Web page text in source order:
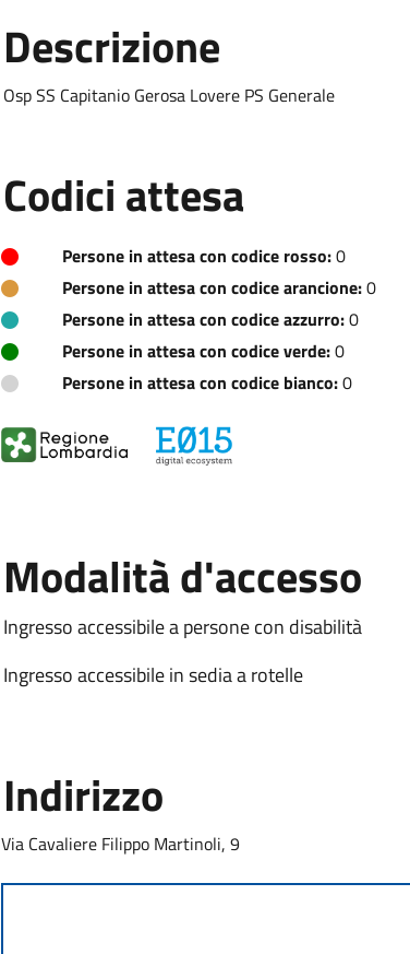
Descrizione
Osp SS Capitanio Gerosa Lovere PS Generale
Codici attesa
Persone in attesa con codice rosso:0
Persone in attesa con codice arancione:0
Persone in attesa con codice azzurro:0
Persone in attesa con codice verde:0
Persone in attesa con codice bianco:0
Modalità d'accesso
Ingresso accessibile a persone con disabilità
Ingresso accessibile in sedia a rotelle
Indirizzo
Via Cavaliere Filippo Martinoli, 9